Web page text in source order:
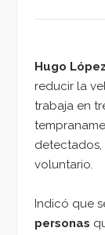
Hugo
reducir la
trabaja en
detectados,
voluntario.
Indicó que
personas